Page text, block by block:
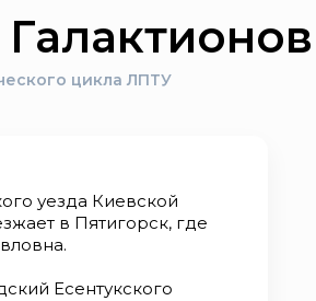
цикла ЛПТУ
уезда Киевской
в Пятигорск, где
Есентукского